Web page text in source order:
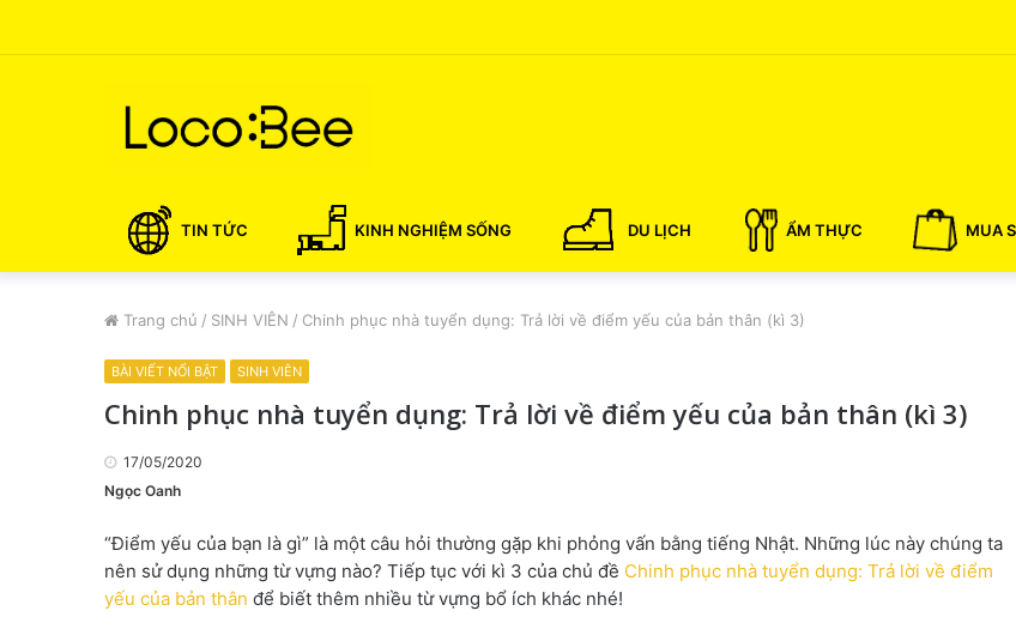
TIN TỨC KINH NGHIỆM SỐNG DU LỊCH ẨM THỰC MUA
Trang chủ / SINH VIÊN / Chinh phục nhà tuyển dụng: Trả lời về điểm yếu của bản thân (kì 3)
BÀI VIẾT NỔI BẬT SINH VIÊN
Chinh phục nhà tuyển dụng: Trả lời về điểm yếu của bản thân (kì 3)
17/05/2020
Ngọc Oanh
“Điểm yếu của bạn là gì” là một câu hỏi thường gặp khi phỏng vấn bằng tiếng Nhật. Những lúc này chúng ta
nên sử dụng những từ vựng nào? Tiếp tục với kì 3 của chủ đề Chinh phục nhà tuyển dụng: Trả lời về điểm
yếu của bản thân để biết thêm nhiều từ vựng bổ ích khác nhé!